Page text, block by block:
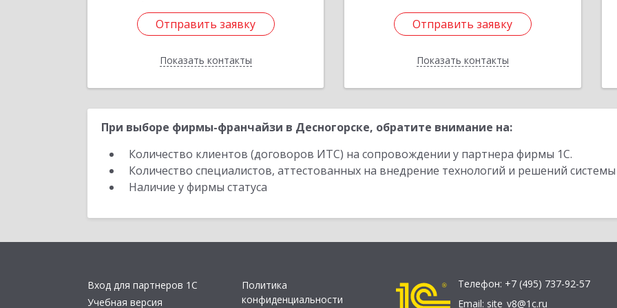
Отправить заявку
Показать контакты
Отправить заявку
Назад
Отправить заявку
Показать контакты
Отправить заявку
Назад
При выборе фирмы-франчайзи в Десногорске, обратите внимание на:
Количество клиентов (договоров ИТС) на сопровождении у партнера фирмы 1С.
Количество специалистов, аттестованных на внедрение технологий и решений
Наличие у фирмы статуса
Вход для партнеров 1С
Учебная версия
Политика
конфиденциальности
Телефон: +7 (495) 737-92-57
Email: site_v8@1c.ru